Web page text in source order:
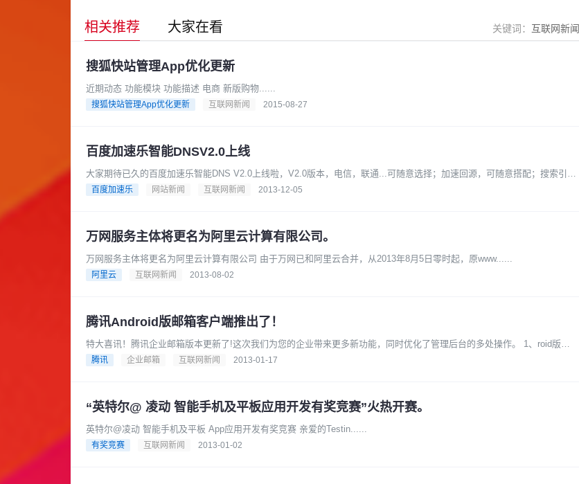
相关推荐 大家在看 关键词： 互联网新闻
搜狐快站管理App优化更新
近期动态 功能模块 功能描述 电商 新版购物......
搜狐快站管理App优化更新 互联网新闻 2015-08-27
百度加速乐智能DNSV2.0上线
大家期待已久的百度加速乐智能DNS V2.0上线啦，V2.0版本，电信，联通...可随意选择；加速回源，可随意搭配；搜索引擎
直接取源。从这一......
百度加速乐 网站新闻 互联网新闻 2013-12-05
万网服务主体将更名为阿里云计算有限公司。
万网服务主体将更名为阿里云计算有限公司 由于万网已和阿里云合并，从2013年8月5日零时起，原www......
阿里云 互联网新闻 2013-08-02
腾讯Android版邮箱客户端推出了！
特大喜讯！腾讯企业邮箱版本更新了!这次我们为您的企业带来更多新功能，同时优化了管理后台的多处操作。 1、roid版邮
箱客户端推出 现在，QQ......
腾讯 企业邮箱 互联网新闻 2013-01-17
“英特尔@ 凌动 智能手机及平板应用开发有奖竞赛”火热开赛。
英特尔@凌动 智能手机及平板 App应用开发有奖竞赛 亲爱的Testin......
有奖竞赛 互联网新闻 2013-01-02